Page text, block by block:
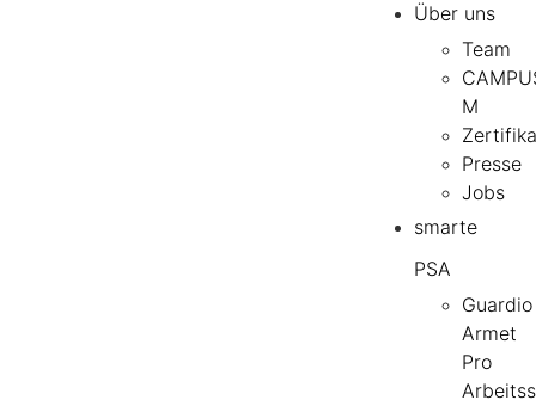
Über uns
Team
M
Presse
Jobs
smarte
PSA
Guardio
Armet
Pro